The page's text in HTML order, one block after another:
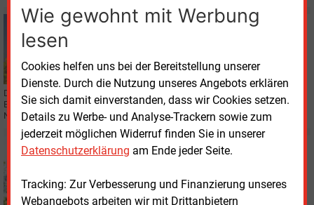
Wie gewohnt mit Werbung
lesen
Cookies helfen uns bei der Bereitstellung unserer
Dienste. Durch die Nutzung unseres Angebots erklären
Sie sich damit einverstanden, dass wir Cookies setzen.
Details zu Werbe- und Analyse-Trackern sowie zum
jederzeit möglichen Widerruf finden Sie in unserer
Datenschutzerklärung am Ende jeder Seite.
Tracking: Zur Verbesserung und Finanzierung unseres
Webangebots arbeiten wir mit Drittanbietern
Freitag, 7.08.2026, 15:56
vorbereitet
Die Sonnenfinsternis am 12. August senkt kurzzeitig die Photovoltaik-
Einspeisung in Deutschland. Für die Stromversorgung erwarten die
Netzbetreiber dennoch keine Folgen.
E&M REGENERATIVE
zu